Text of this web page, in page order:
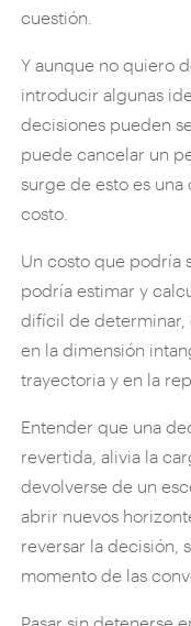
cuestión.
Y aunque no quiero
introducir algunas
decisiones pueden
puede cancelar un
surge de esto es una
costo.
Un costo que podría
podría estimar y
difícil de determinar,
en la dimensión
trayectoria y en la
Entender que una
revertida, alivia la
devolverse de un
abrir nuevos
reversar la decisión,
momento de las